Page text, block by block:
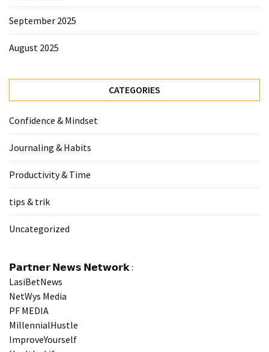
September 2025
August 2025
CATEGORIES
Confidence & Mindset
Journaling & Habits
Productivity & Time
tips & trik
Uncategorized
𝗣𝗮𝗿𝘁𝗻𝗲𝗿 𝗡𝗲𝘄𝘀 𝗡𝗲𝘁𝘄𝗼𝗿𝗸 :
LasiBetNews
NetWys Media
PF MEDIA
MillennialHustle
ImproveYourself